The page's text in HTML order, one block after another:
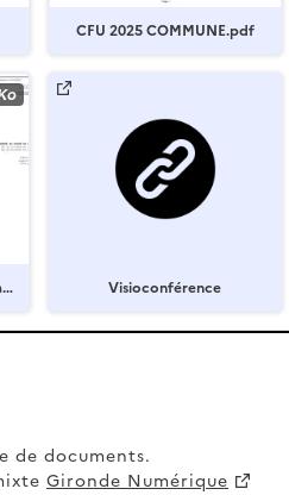
CFU 2025 COMMUNE.pdf
Visioconférence
de documents.
Gironde Numérique